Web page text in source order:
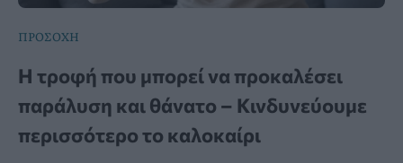
ΠΡΟΣΟΧΗ
Η τροφή που μπορεί να προκαλέσει
παράλυση και θάνατο – Κινδυνεύουμε
περισσότερο το καλοκαίρι